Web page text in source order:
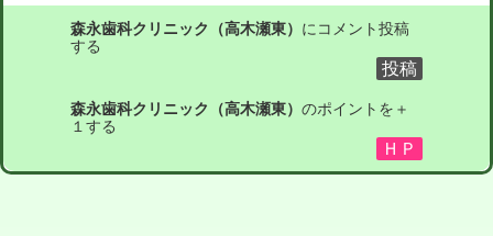
森永歯科クリニック（高木瀬東） にコメント投稿
する
森永歯科クリニック（高木瀬東） のポイントを＋
１する